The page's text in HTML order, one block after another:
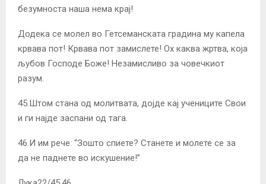
безумноста наша нема крај!
Додека се молел во Гетсеманската градина му капела
крвава пот! Крвава пот замислете! Ох каква жртва, која
љубов Господе Боже! Незамисливо за човечкиот
разум.
45.Штом стана од молитвата, дојде кај учениците Свои
и ги најде заспани од тага.
46.И им рече: “Зошто спиете? Станете и молете се за
да не паднете во искушение!”